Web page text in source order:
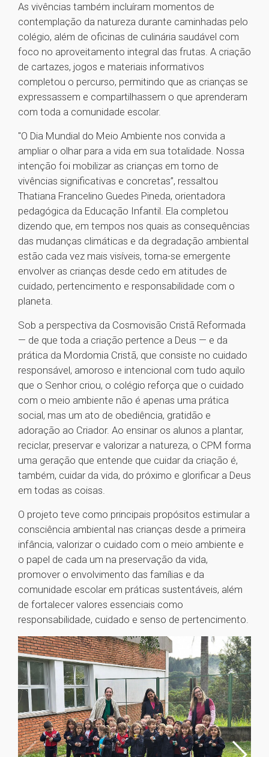
As vivências também incluíram momentos de
contemplação da natureza durante caminhadas pelo
colégio, além de oficinas de culinária saudável com
foco no aproveitamento integral das frutas. A criação
de cartazes, jogos e materiais informativos
completou o percurso, permitindo que as crianças se
expressassem e compartilhassem o que aprenderam
com toda a comunidade escolar.
"O Dia Mundial do Meio Ambiente nos convida a
ampliar o olhar para a vida em sua totalidade. Nossa
intenção foi mobilizar as crianças em torno de
vivências significativas e concretas”, ressaltou
Thatiana Francelino Guedes Pineda, orientadora
pedagógica da Educação Infantil. Ela completou
dizendo que, em tempos nos quais as consequências
das mudanças climáticas e da degradação ambiental
estão cada vez mais visíveis, torna-se emergente
envolver as crianças desde cedo em atitudes de
cuidado, pertencimento e responsabilidade com o
planeta.
Sob a perspectiva da Cosmovisão Cristã Reformada
— de que toda a criação pertence a Deus — e da
prática da Mordomia Cristã, que consiste no cuidado
responsável, amoroso e intencional com tudo aquilo
que o Senhor criou, o colégio reforça que o cuidado
com o meio ambiente não é apenas uma prática
social, mas um ato de obediência, gratidão e
adoração ao Criador. Ao ensinar os alunos a plantar,
reciclar, preservar e valorizar a natureza, o CPM forma
uma geração que entende que cuidar da criação é,
também, cuidar da vida, do próximo e glorificar a Deus
em todas as coisas.
O projeto teve como principais propósitos estimular a
consciência ambiental nas crianças desde a primeira
infância, valorizar o cuidado com o meio ambiente e
o papel de cada um na preservação da vida,
promover o envolvimento das famílias e da
comunidade escolar em práticas sustentáveis, além
de fortalecer valores essenciais como
responsabilidade, cuidado e senso de pertencimento.